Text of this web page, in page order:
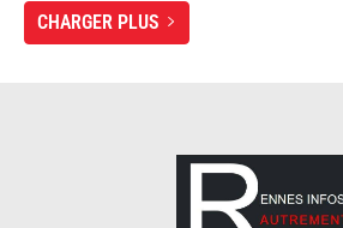
CHARGER PLUS